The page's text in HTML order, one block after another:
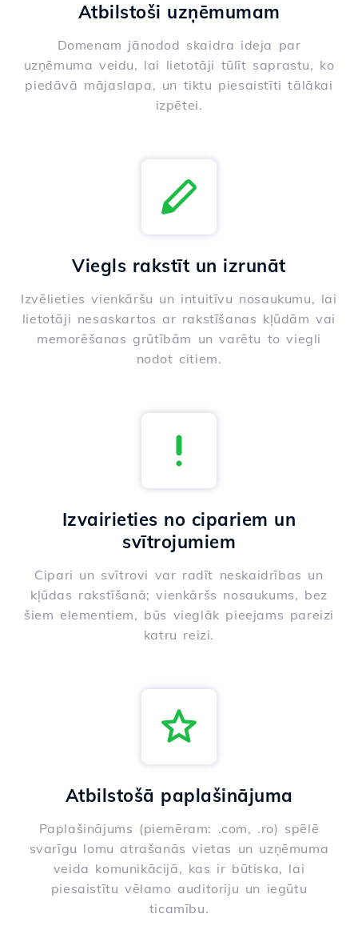
Atbilstoši uzņēmumam
Domenam jānodod skaidra ideja par
uzņēmuma veidu, lai lietotāji tūlīt saprastu, ko
piedāvā mājaslapa, un tiktu piesaistīti tālākai
izpētei.
Viegls rakstīt un izrunāt
Izvēlieties vienkāršu un intuitīvu nosaukumu, lai
lietotāji nesaskartos ar rakstīšanas kļūdām vai
memorēšanas grūtībām un varētu to viegli
nodot citiem.
Izvairieties no cipariem un
svītrojumiem
Cipari un svītrovi var radīt neskaidrības un
kļūdas rakstīšanā; vienkāršs nosaukums, bez
šiem elementiem, būs vieglāk pieejams pareizi
katru reizi.
Atbilstošā paplašinājuma
Paplašinājums (piemēram: .com, .ro) spēlē
svarīgu lomu atrašanās vietas un uzņēmuma
veida komunikācijā, kas ir būtiska, lai
piesaistītu vēlamo auditoriju un iegūtu
ticamību.